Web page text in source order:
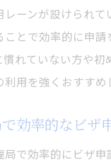
ーンが設けられて
ことで効率的に申
れていない方や初
用を強くおすすめ
効率的なビザ
で効率的にビザ申